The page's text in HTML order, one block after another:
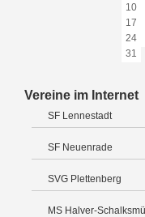
10
17
24
31
Vereine im Internet
SF Lennestadt
SF Neuenrade
SVG Plettenberg
MS Halver-